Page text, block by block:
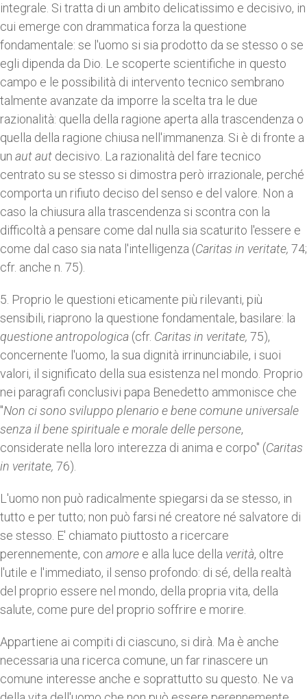
integrale. Si tratta di un ambito delicatissimo e decisivo, in
cui emerge con drammatica forza la questione
fondamentale: se l'uomo si sia prodotto da se stesso o se
egli dipenda da Dio. Le scoperte scientifiche in questo
campo e le possibilità di intervento tecnico sembrano
talmente avanzate da imporre la scelta tra le due
razionalità: quella della ragione aperta alla trascendenza o
quella della ragione chiusa nell'immanenza. Si è di fronte a
un aut aut decisivo. La razionalità del fare tecnico
centrato su se stesso si dimostra però irrazionale, perché
comporta un rifiuto deciso del senso e del valore. Non a
caso la chiusura alla trascendenza si scontra con la
difficoltà a pensare come dal nulla sia scaturito l'essere e
come dal caso sia nata l'intelligenza (Caritas in veritate, 74;
cfr. anche n. 75).
5. Proprio le questioni eticamente più rilevanti, più
sensibili, riaprono la questione fondamentale, basilare: la
questione antropologica (cfr. Caritas in veritate, 75),
concernente l'uomo, la sua dignità irrinunciabile, i suoi
valori, il significato della sua esistenza nel mondo. Proprio
nei paragrafi conclusivi papa Benedetto ammonisce che
"Non ci sono sviluppo plenario e bene comune universale
senza il bene spirituale e morale delle persone,
considerate nella loro interezza di anima e corpo" (Caritas
in veritate, 76).
L'uomo non può radicalmente spiegarsi da se stesso, in
tutto e per tutto; non può farsi né creatore né salvatore di
se stesso. E' chiamato piuttosto a ricercare
perennemente, con amore e alla luce della verità, oltre
l'utile e l'immediato, il senso profondo: di sé, della realtà
del proprio essere nel mondo, della propria vita, della
salute, come pure del proprio soffrire e morire.
Appartiene ai compiti di ciascuno, si dirà. Ma è anche
necessaria una ricerca comune, un far rinascere un
comune interesse anche e soprattutto su questo. Ne va